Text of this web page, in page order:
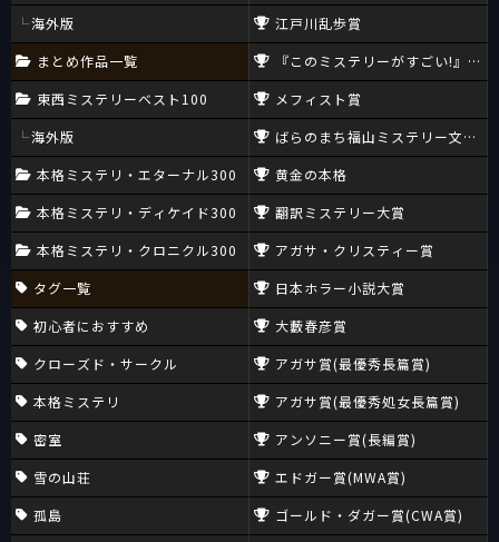
海外版
まとめ作品一覧
東西ミステリーベスト100
海外版
本格ミステリ・エターナル300
本格ミステリ・ディケイド300
本格ミステリ・クロニクル300
タグ一覧
初心者におすすめ
クローズド・サークル
本格ミステリ
密室
雪の山荘
孤島
江戸川乱歩賞
『このミステリーがすごい!』大賞
メフィスト賞
ばらのまち福山ミステリー文学新
黄金の本格
翻訳ミステリー大賞
アガサ・クリスティー賞
日本ホラー小説大賞
大藪春彦賞
アガサ賞(最優秀長篇賞)
アガサ賞(最優秀処女長篇賞)
アンソニー賞(長編賞)
エドガー賞(MWA賞)
ゴールド・ダガー賞(CWA賞)